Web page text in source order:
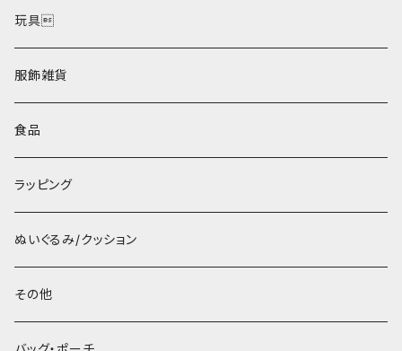
ポストカード
玩具
服飾雑貨
食品
ラッピング
ぬいぐるみ/クッション
その他